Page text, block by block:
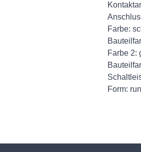
Farbe:
Farbe 2:
Form: